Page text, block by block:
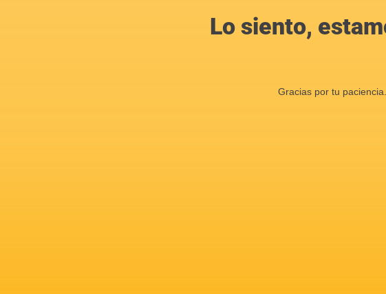
Lo siento,
Gracias por tu